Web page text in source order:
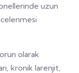
uzun
olarak
kronik larenjit,